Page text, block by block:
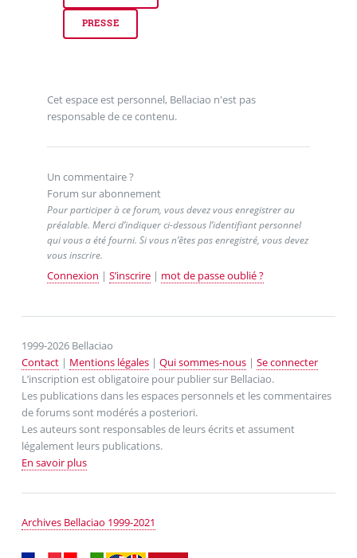
PRESSE
Cet espace est personnel, Bellaciao n'est pas
responsable de ce contenu.
Un commentaire ?
Forum sur abonnement
Pour participer à ce forum, vous devez vous enregistrer au
préalable. Merci d’indiquer ci-dessous l’identifiant personnel
qui vous a été fourni. Si vous n’êtes pas enregistré, vous devez
vous inscrire.
Connexion | S’inscrire| mot de passe oublié ?
1999-2026 Bellaciao
Contact| Mentions légales| Qui sommes-nous| Se connecter
L’inscription est obligatoire pour publier sur Bellaciao.
Les publications dans les espaces personnels et les commentaires
de forums sont modérés a posteriori.
Les auteurs sont responsables de leurs écrits et assument
légalement leurs publications.
En savoir plus
Archives Bellaciao 1999-2021